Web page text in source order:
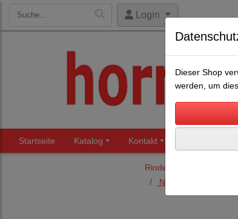
Login
Startseite Katalog Kontakt
Rinderhaltung
Nasenringe,
Dieser Shop
werden, um